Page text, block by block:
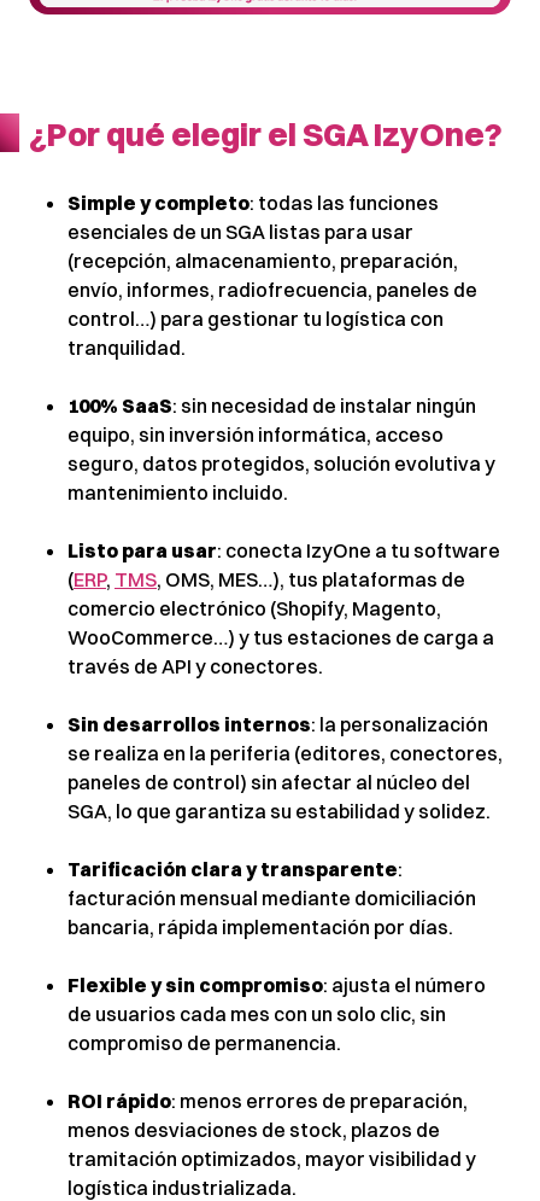
¿Por qué elegir el SGA IzyOne?
Simple y completo: todas las funciones
esenciales de un SGA listas para usar
(recepción, almacenamiento, preparación,
envío, informes, radiofrecuencia, paneles de
control…) para gestionar tu logística con
tranquilidad.
100% SaaS: sin necesidad de instalar ningún
equipo, sin inversión informática, acceso
seguro, datos protegidos, solución evolutiva y
mantenimiento incluido.
Listo para usar: conecta IzyOne a tu software
(ERP, TMS, OMS, MES…), tus plataformas de
comercio electrónico (Shopify, Magento,
WooCommerce…) y tus estaciones de carga a
través de API y conectores.
Sin desarrollos internos: la personalización
se realiza en la periferia (editores, conectores,
paneles de control) sin afectar al núcleo del
SGA, lo que garantiza su estabilidad y solidez.
Tarificación clara y transparente:
facturación mensual mediante domiciliación
bancaria, rápida implementación por días.
Flexible y sin compromiso: ajusta el número
de usuarios cada mes con un solo clic, sin
compromiso de permanencia.
ROI rápido: menos errores de preparación,
menos desviaciones de stock, plazos de
tramitación optimizados, mayor visibilidad y
logística industrializada.